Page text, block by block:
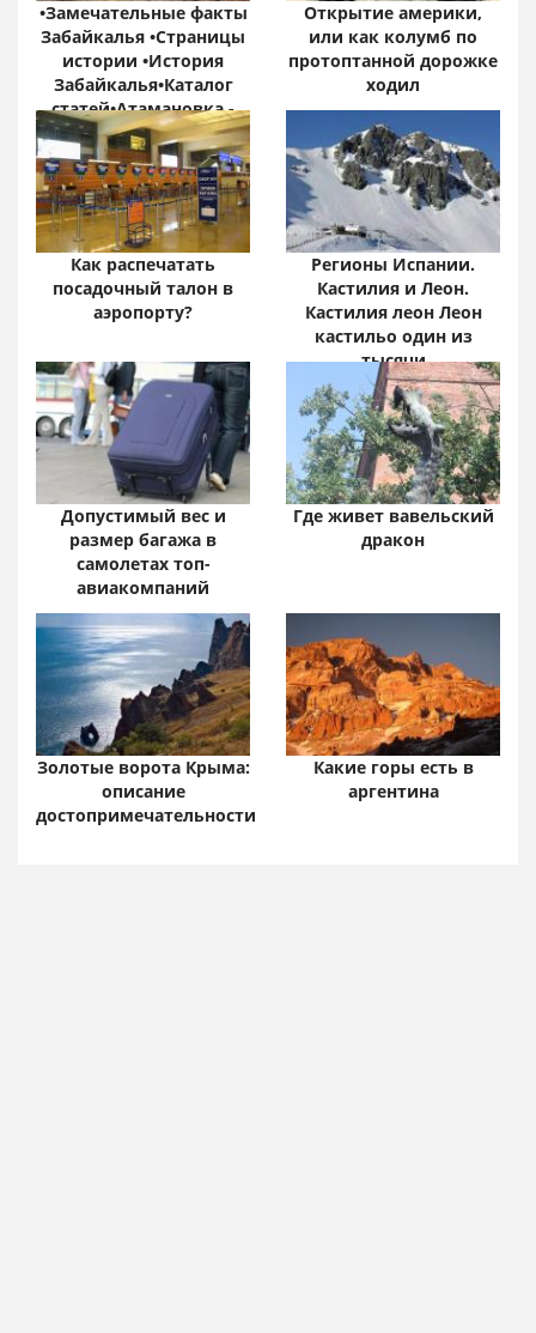
•Замечательные факты
Забайкалья •Страницы
истории •История
Забайкалья•Каталог
статей•Атамановка -
Онлайн•
Забайкальский край:
цифры и факты
Открытие америки,
или как колумб по
протоптанной дорожке
ходил
Как распечатать
посадочный талон в
аэропорту?
Регионы Испании.
Кастилия и Леон.
Кастилия леон Леон
кастильо один из
тысячи
Допустимый вес и
размер багажа в
самолетах топ-
авиакомпаний
Где живет вавельский
дракон
Золотые ворота Крыма:
описание
достопримечательности
Какие горы есть в
аргентина